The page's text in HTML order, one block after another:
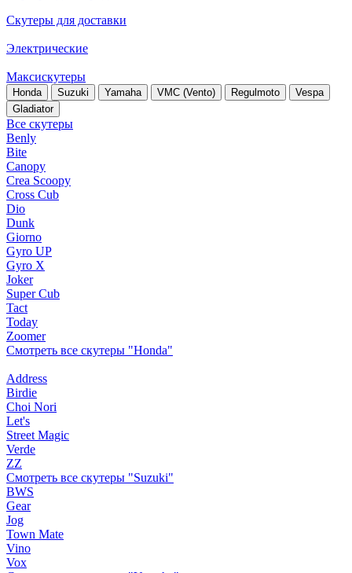
Скутеры для доставки
Электрические
Максискутеры
Honda Suzuki Yamaha VMC (Vento) Regulmoto
Vespa
Gladiator
Все скутеры
Benly
Bite
Canopy
Crea Scoopy
Cross Cub
Dio
Dunk
Giorno
Gyro UP
Gyro X
Joker
Super Cub
Tact
Today
Zoomer
Смотреть все скутеры "Honda"
Address
Birdie
Choi Nori
Let's
Street Magic
Verde
ZZ
Смотреть все скутеры "Suzuki"
BWS
Gear
Jog
Town Mate
Vino
Vox